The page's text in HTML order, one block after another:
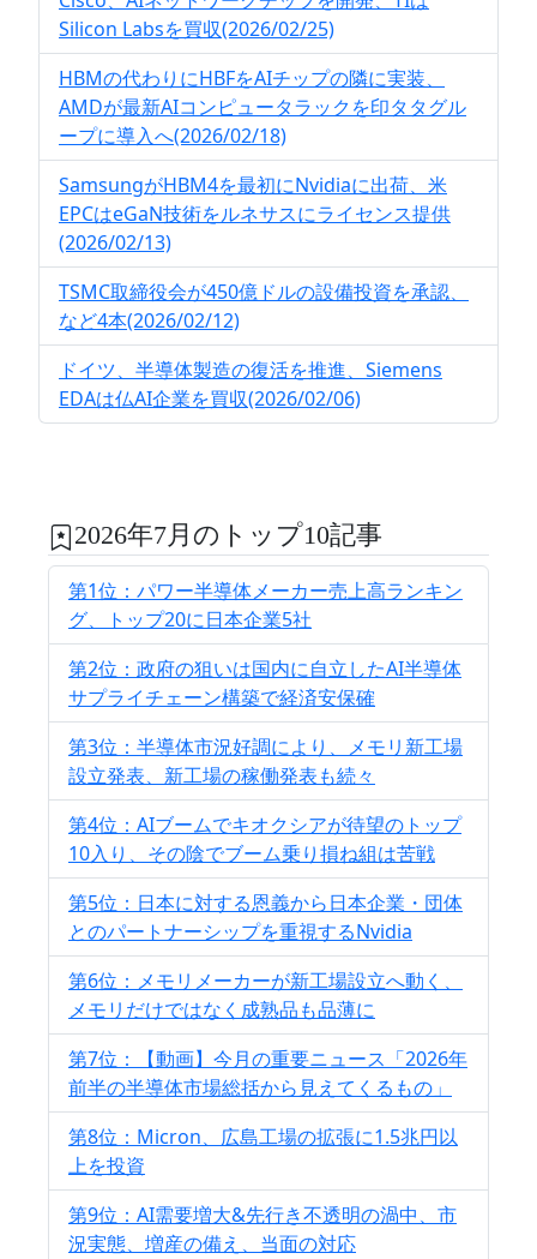
Silicon Labsを買収(2026/02/25)
HBMの代わりにHBFをAIチップの隣に実装、
AMDが最新AIコンピュータラックを印タタグル
ープに導入へ(2026/02/18)
SamsungがHBM4を最初にNvidiaに出荷、米
EPCはeGaN技術をルネサスにライセンス提供
(2026/02/13)
TSMC取締役会が450億ドルの設備投資を承認、
など4本(2026/02/12)
ドイツ、半導体製造の復活を推進、Siemens
EDAは仏AI企業を買収(2026/02/06)
2026年7月のトップ10記事
第1位：パワー半導体メーカー売上高ランキン
グ、トップ20に日本企業5社
第2位：政府の狙いは国内に自立したAI半導体
サプライチェーン構築で経済安保確
第3位：半導体市況好調により、メモリ新工場
設立発表、新工場の稼働発表も続々
第4位：AIブームでキオクシアが待望のトップ
10入り、その陰でブーム乗り損ね組は苦戦
第5位：日本に対する恩義から日本企業・団体
とのパートナーシップを重視するNvidia
第6位：メモリメーカーが新工場設立へ動く、
メモリだけではなく成熟品も品薄に
第7位：【動画】今月の重要ニュース「2026年
前半の半導体市場総括から見えてくるもの」
第8位：Micron、広島工場の拡張に1.5兆円以
上を投資
第9位：AI需要増大&先行き不透明の渦中、市
況実態、増産の備え、当面の対応